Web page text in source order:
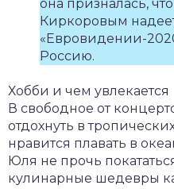
она призналась,
Киркоровым
«Евровидении-
Россию.
Хобби и чем увлекается
В свободное от
отдохнуть в
нравится плавать в
Юля не прочь
кулинарные шедевры